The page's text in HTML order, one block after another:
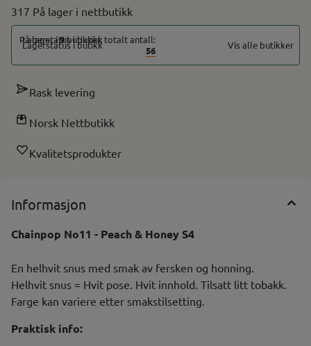
317 På lager
På lager i9butikker, totalt antall:
56
Vis alle butikker
Rask levering
Norsk Nettbutikk
Kvalitetsprodukter
Informasjon
Chainpop No11 - Peach & Honey S4
En helhvit snus med smak av fersken og honning.
Helhvit snus = Hvit pose. Hvit innhold. Tilsatt litt tobakk.
Farge kan variere etter smakstilsetting.
Praktisk info: